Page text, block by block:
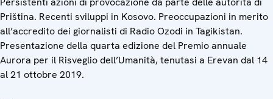
Priština. Recenti sviluppi in Kosovo. Preoccupazioni in merito
all’accredito dei giornalisti di Radio Ozodi in Tagikistan.
Presentazione della quarta edizione del Premio annuale
Aurora per il Risveglio dell’Umanità, tenutasi a Erevan dal 14
al 21 ottobre 2019.